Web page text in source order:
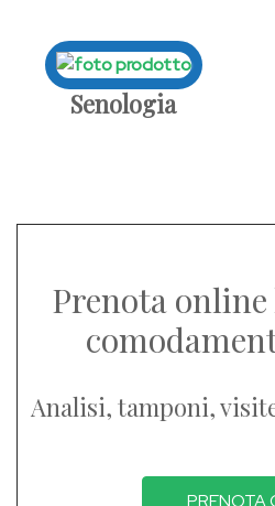
Senologia
Prenota
Analisi, tamponi,
PRENOTA